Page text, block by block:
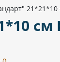
21*21*10
см